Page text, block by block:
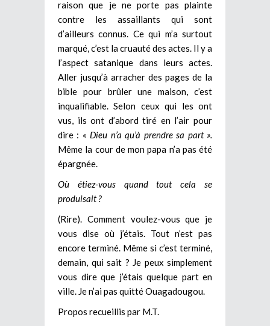
raison que je ne porte pas plainte
contre les assaillants qui sont
d’ailleurs connus. Ce qui m’a surtout
marqué, c’est la cruauté des actes. Il y a
l’aspect satanique dans leurs actes.
Aller jusqu’à arracher des pages de la
bible pour brûler une maison, c’est
inqualifiable. Selon ceux qui les ont
vus, ils ont d’abord tiré en l’air pour
dire : « Dieu n’a qu’à prendre sa part ».
Même la cour de mon papa n’a pas été
épargnée.
Où étiez-vous quand tout cela se
produisait ?
(Rire). Comment voulez-vous que je
vous dise où j’étais. Tout n’est pas
encore terminé. Même si c’est terminé,
demain, qui sait ? Je peux simplement
vous dire que j’étais quelque part en
ville. Je n’ai pas quitté Ouagadougou.
Propos recueillis par M.T.